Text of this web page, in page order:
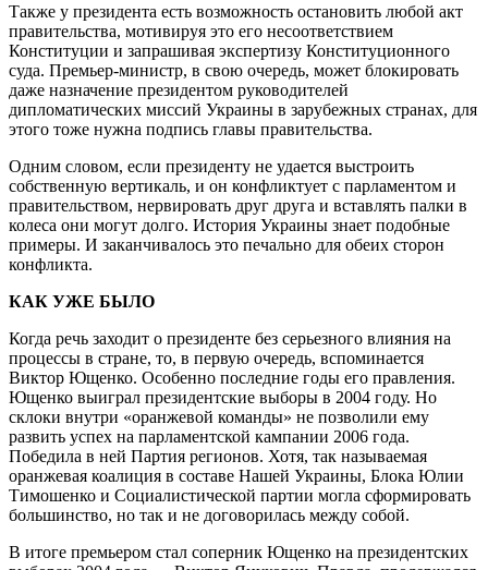
Также у президента есть возможность остановить любой акт
правительства, мотивируя это его несоответствием
Конституции и запрашивая экспертизу Конституционного
суда. Премьер-министр, в свою очередь, может блокировать
даже назначение президентом руководителей
дипломатических миссий Украины в зарубежных странах, для
этого тоже нужна подпись главы правительства.
Одним словом, если президенту не удается выстроить
собственную вертикаль, и он конфликтует с парламентом и
правительством, нервировать друг друга и вставлять палки в
колеса они могут долго. История Украины знает подобные
примеры. И заканчивалось это печально для обеих сторон
конфликта.
КАК УЖЕ БЫЛО
Когда речь заходит о президенте без серьезного влияния на
процессы в стране, то, в первую очередь, вспоминается
Виктор Ющенко. Особенно последние годы его правления.
Ющенко выиграл президентские выборы в 2004 году. Но
склоки внутри «оранжевой команды» не позволили ему
развить успех на парламентской кампании 2006 года.
Победила в ней Партия регионов. Хотя, так называемая
оранжевая коалиция в составе Нашей Украины, Блока Юлии
Тимошенко и Социалистической партии могла сформировать
большинство, но так и не договорилась между собой.
В итоге премьером стал соперник Ющенко на президентских